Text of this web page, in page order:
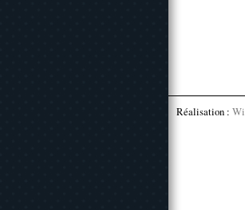
Réalisation :